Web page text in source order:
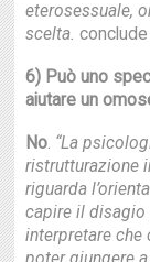
eterosessuale,
scelta.conclude
6) Può uno
aiutare un
No. “La
ristrutturazione
riguarda
capire il disagio
interpretare